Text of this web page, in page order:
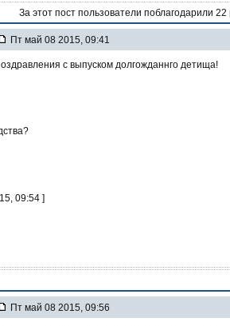
За этот пост пользователи поблагодарили 22
Пт май 08 2015, 09:41
с выпуском долгожданнго детища!
09:54 ]
Пт май 08 2015, 09:56